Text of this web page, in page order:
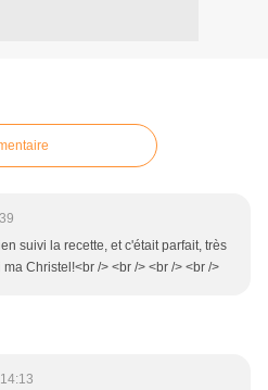
suivi la recette, et c'était parfait, très
Christel!<br /> <br /> <br /> <br />